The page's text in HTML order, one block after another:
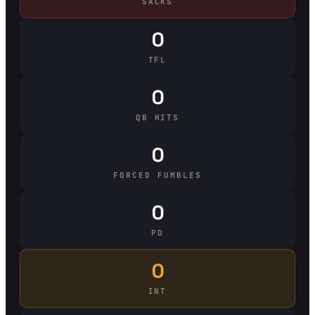
0
TFL
0
QB HITS
0
FORCED FUMBLES
0
PD
0
INT